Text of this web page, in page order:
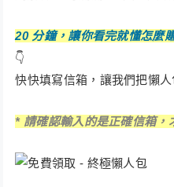
20 分鐘，讓你看完就懂怎麼
👇
快快填寫信箱，讓我們把懶
* 請確認輸入的是正確信箱，